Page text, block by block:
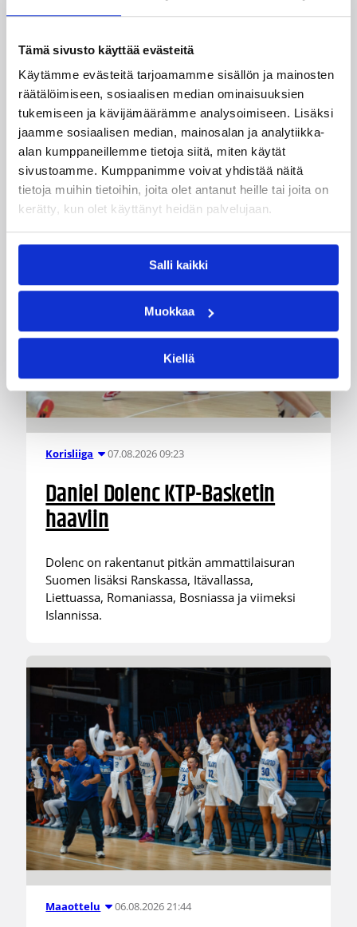
Tämä sivusto käyttää evästeitä
Käytämme evästeitä tarjoamamme sisällön ja mainosten
räätälöimiseen, sosiaalisen median ominaisuuksien
tukemiseen ja kävijämäärämme analysoimiseen. Lisäksi
jaamme sosiaalisen median, mainosalan ja analytiikka-
alan kumppaneillemme tietoja siitä, miten käytät
sivustoamme. Kumppanimme voivat yhdistää näitä
tietoja muihin tietoihin, joita olet antanut heille tai joita on
kerätty, kun olet käyttänyt heidän palvelujaan.
Salli kaikki
Muokkaa
Kiellä
Ruotsi piirun verran
Tukholmassa
Susiladies päätti Tukholmassa pelatun kahden
ottelun mittaisen miniturnauksen tappioon, kun
Ruotsi oli parempi loppulukemin 73-68 (33-47).
Suomi pelaa seuraavan kerran ensi
viikonloppuna Helsingissä.
Korisliiga 07.08.2026 09:23
Daniel Dolenc KTP-Basketin
haaviin
Dolenc on rakentanut pitkän ammattilaisuran
Suomen lisäksi Ranskassa, Itävallassa,
Liettuassa, Romaniassa, Bosniassa ja viimeksi
Islannissa.
Maaottelu 06.08.2026 21:44